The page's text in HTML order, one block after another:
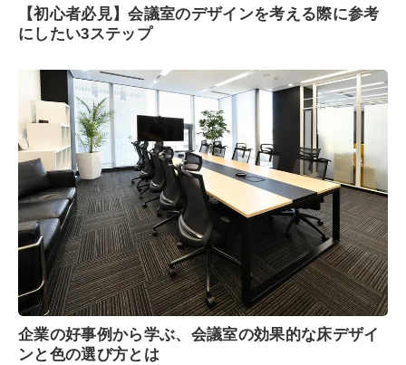
【初心者必見】会議室のデザインを考える際に参考
にしたい3ステップ
企業の好事例から学ぶ、会議室の効果的な床デザイ
ンと色の選び方とは